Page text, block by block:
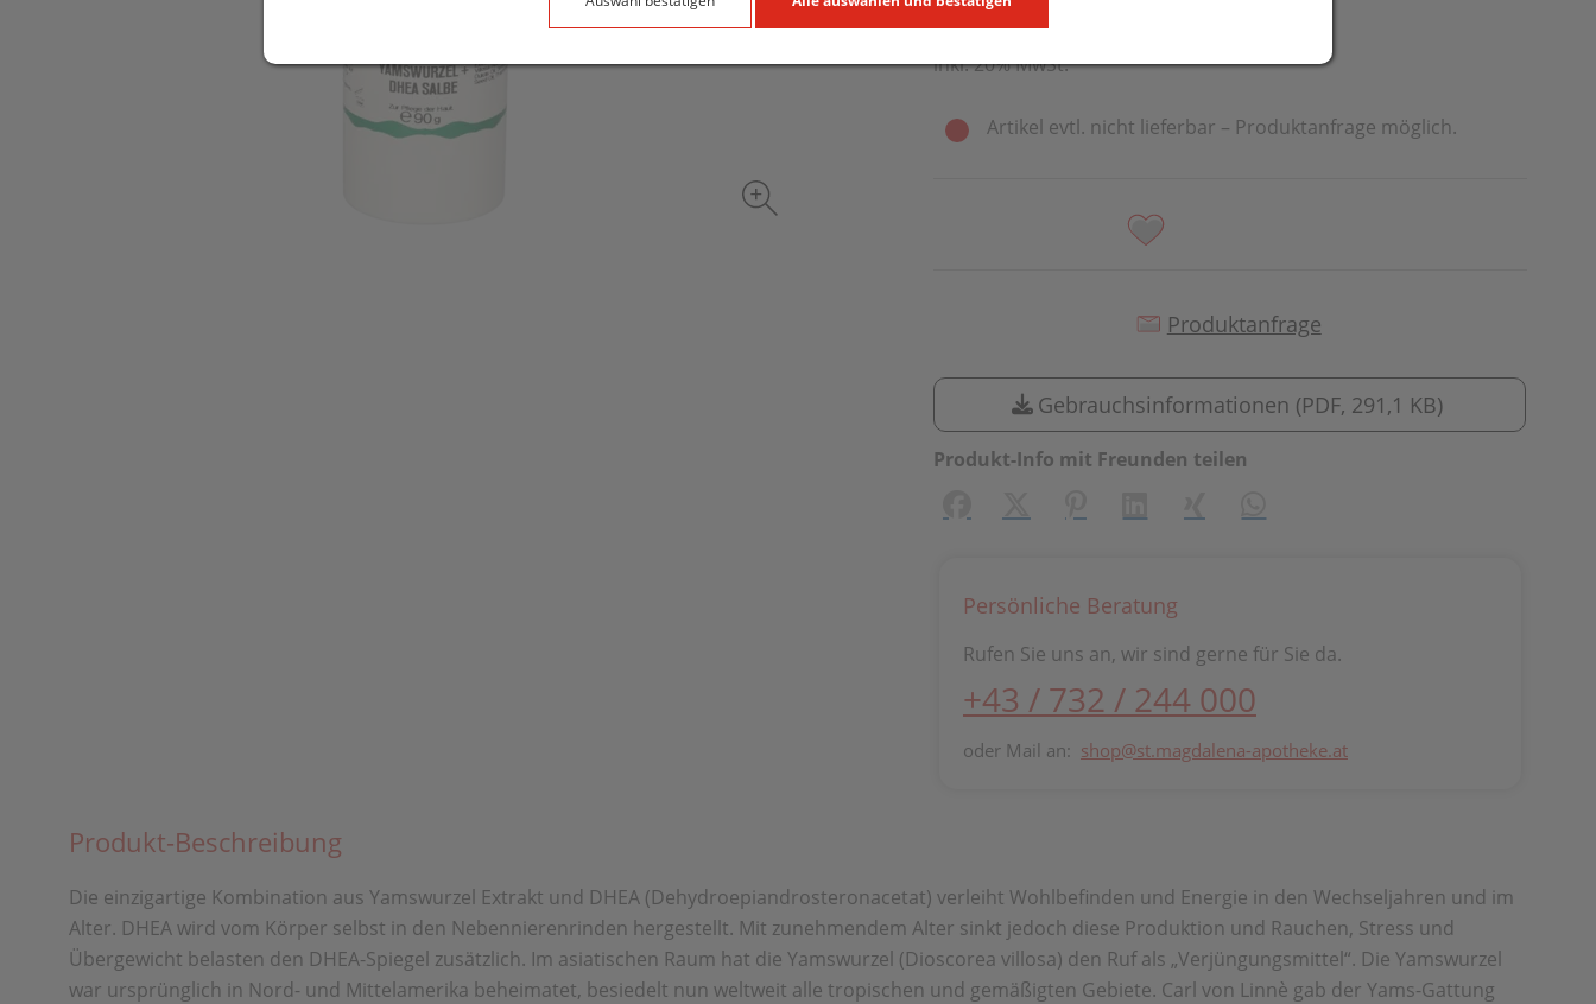
inkl. 20% MwSt.
Artikel evtl. nicht lieferbar – Produktanfrage möglich.
Produktanfrage
Gebrauchsinformationen (PDF, 291,1 KB)
Produkt-Info mit Freunden teilen
Persönliche Beratung
Rufen Sie uns an, wir sind gerne für Sie da.
+43 / 732 / 244 000
oder Mail an: shop@st.magdalena-apotheke.at
Produkt-Beschreibung
Die einzigartige Kombination aus Yamswurzel Extrakt und DHEA (Dehydroepiandrosteronacetat) verleiht Wohlbefinden und Energie in den Wechseljahren und im
Alter. DHEA wird vom Körper selbst in den Nebennierenrinden hergestellt. Mit zunehmendem Alter sinkt jedoch diese Produktion und Rauchen, Stress und
Übergewicht belasten den DHEA-Spiegel zusätzlich. Im asiatischen Raum hat die Yamswurzel (Dioscorea villosa) den Ruf als „Verjüngungsmittel“. Die Yamswurzel
war ursprünglich in Nord- und Mittelamerika beheimatet, besiedelt nun weltweit alle tropischen und gemäßigten Gebiete. Carl von Linnè gab der Yams-Gattung